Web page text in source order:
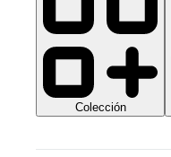
Colección